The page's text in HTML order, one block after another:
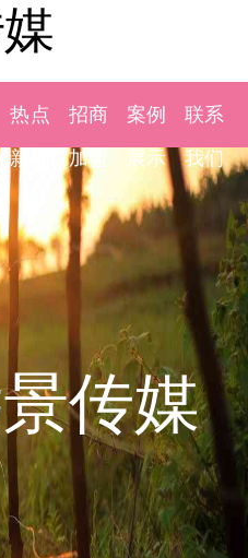
热点
新闻
招商
加盟
案例
展示
联系
我们
传媒